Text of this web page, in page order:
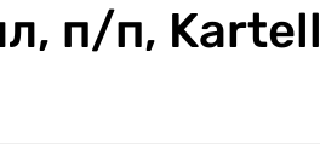
п/п, Kartell